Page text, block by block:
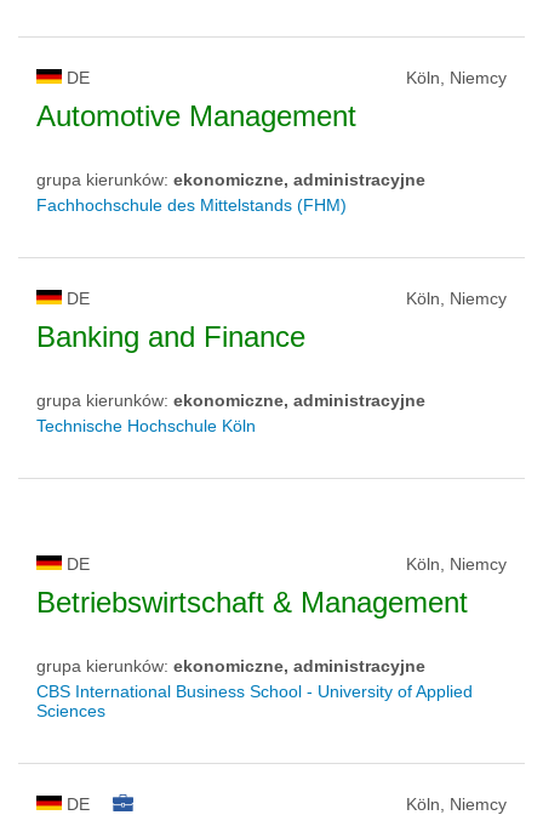
DE Köln, Niemcy
Automotive Management
grupa kierunków: ekonomiczne, administracyjne
Fachhochschule des Mittelstands (FHM)
DE Köln, Niemcy
Banking and Finance
grupa kierunków: ekonomiczne, administracyjne
Technische Hochschule Köln
DE Köln, Niemcy
Betriebswirtschaft & Management
grupa kierunków: ekonomiczne, administracyjne
CBS International Business School - University of Applied
Sciences
DE Köln, Niemcy